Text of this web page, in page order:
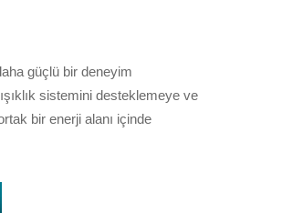
güçlü bir deneyim
sistemini desteklemeye ve
bir enerji alanı içinde